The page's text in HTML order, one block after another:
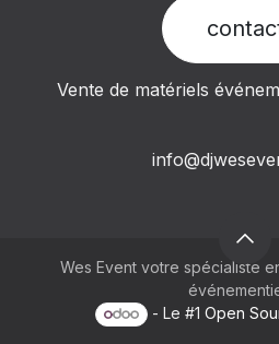
Vente de matériels
Wes Event votre spécialiste
- Le #1Open